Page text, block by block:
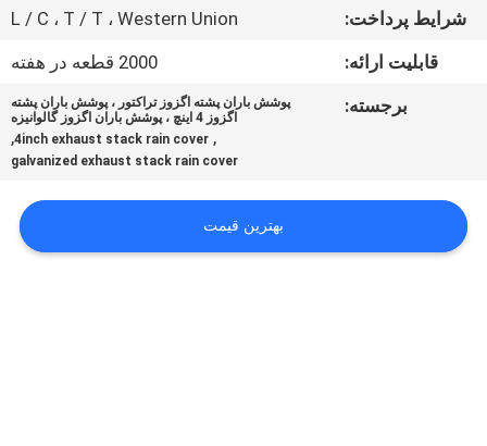
اخبار
شرایط پرداخت:
L / C ، T / T ، Western Union
قابلیت ارائه:
2000 قطعه در هفته
برجسته:
پوشش باران پشته اگزوز تراکتور ، پوشش باران پشته
اگزوز 4 اینچ ، پوشش باران اگزوز گالوانیزه
,
4inch exhaust stack rain cover
,
galvanized exhaust stack rain cover
بهترین قیمت